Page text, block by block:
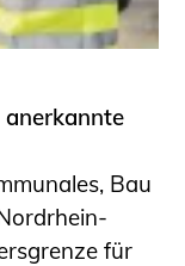
Bau
für